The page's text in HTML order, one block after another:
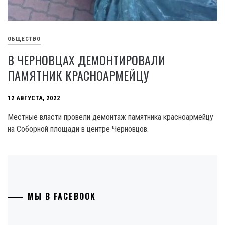
ОБЩЕСТВО
В ЧЕРНОВЦАХ ДЕМОНТИРОВАЛИ
ПАМЯТНИК КРАСНОАРМЕЙЦУ
12 АВГУСТА, 2022
Местные власти провели демонтаж памятника красноармейцу
на Соборной площади в центре Черновцов.
МЫ В FACEBOOK